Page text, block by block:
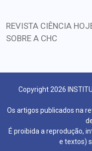
REVISTA CIÊNCIA
SOBRE A CHC
Copyright 2026
Os artigos publicados na
É proibida a reprodução,
e textos)